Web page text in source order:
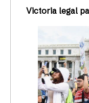
Victoria legal